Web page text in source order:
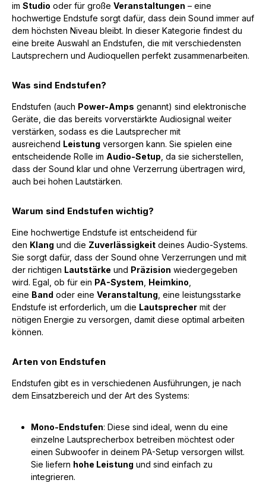
im Studio oder für große Veranstaltungen – eine
hochwertige Endstufe sorgt dafür, dass dein Sound immer auf
dem höchsten Niveau bleibt. In dieser Kategorie findest du
eine breite Auswahl an Endstufen, die mit verschiedensten
Lautsprechern und Audioquellen perfekt zusammenarbeiten.
Was sind Endstufen?
Endstufen (auch Power-Amps genannt) sind elektronische
Geräte, die das bereits vorverstärkte Audiosignal weiter
verstärken, sodass es die Lautsprecher mit
ausreichend Leistung versorgen kann. Sie spielen eine
entscheidende Rolle im Audio-Setup , da sie sicherstellen,
dass der Sound klar und ohne Verzerrung übertragen wird,
auch bei hohen Lautstärken.
Warum sind Endstufen wichtig?
Eine hochwertige Endstufe ist entscheidend für
den Klang und die Zuverlässigkeit deines Audio-Systems.
Sie sorgt dafür, dass der Sound ohne Verzerrungen und mit
der richtigen Lautstärke und Präzision wiedergegeben
wird. Egal, ob für ein PA-System Heimkino
eine Band oder eine Veranstaltung , eine leistungsstarke
Endstufe ist erforderlich, um die Lautsprecher mit der
nötigen Energie zu versorgen, damit diese optimal arbeiten
können.
Arten von Endstufen
Endstufen gibt es in verschiedenen Ausführungen, je nach
dem Einsatzbereich und der Art des Systems:
Mono-Endstufen: Diese sind ideal, wenn du eine
einzelne Lautsprecherbox betreiben möchtest oder
einen Subwoofer in deinem PA-Setup versorgen willst.
Sie liefern hohe Leistung und sind einfach zu
integrieren.